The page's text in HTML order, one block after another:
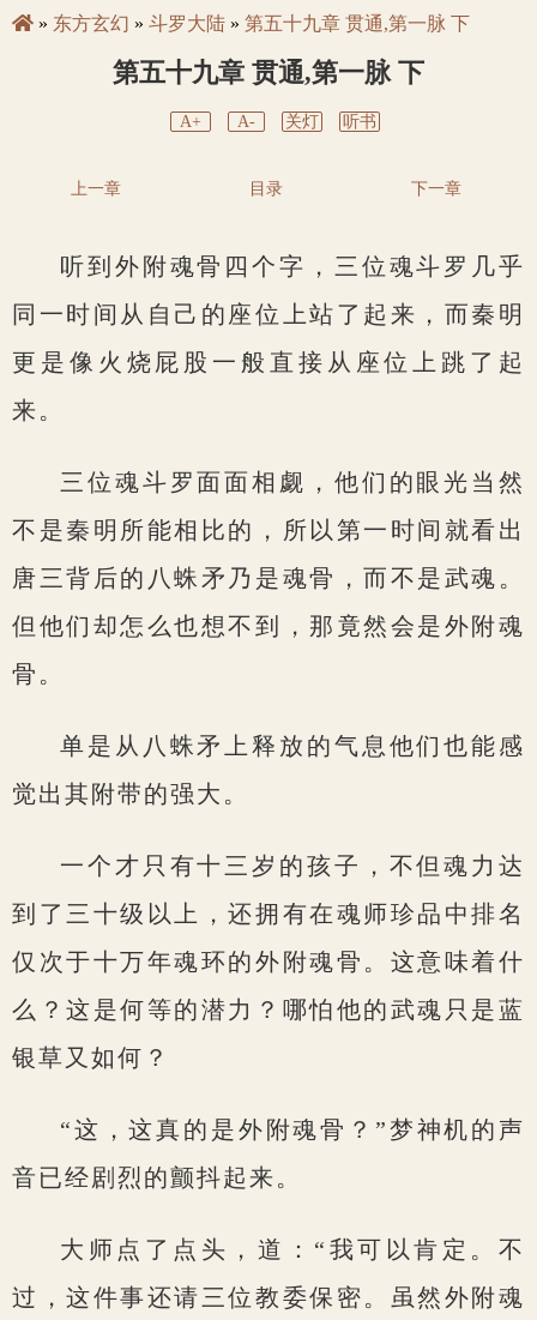
» 东方玄幻 » 斗罗大陆 » 第五十九章 贯通,第一脉 下
第五十九章 贯通,第一脉 下
A+ A- 关灯 听书
上一章 目录 下一章
听到外附魂骨四个字，三位魂斗罗几乎
同一时间从自己的座位上站了起来，而秦明
更是像火烧屁股一般直接从座位上跳了起
来。
三位魂斗罗面面相觑，他们的眼光当然
不是秦明所能相比的，所以第一时间就看出
唐三背后的八蛛矛乃是魂骨，而不是武魂。
但他们却怎么也想不到，那竟然会是外附魂
骨。
单是从八蛛矛上释放的气息他们也能感
觉出其附带的强大。
一个才只有十三岁的孩子，不但魂力达
到了三十级以上，还拥有在魂师珍品中排名
仅次于十万年魂环的外附魂骨。这意味着什
么？这是何等的潜力？哪怕他的武魂只是蓝
银草又如何？
“这，这真的是外附魂骨？”梦神机的声
音已经剧烈的颤抖起来。
大师点了点头，道：“我可以肯定。不
过，这件事还请三位教委保密。虽然外附魂